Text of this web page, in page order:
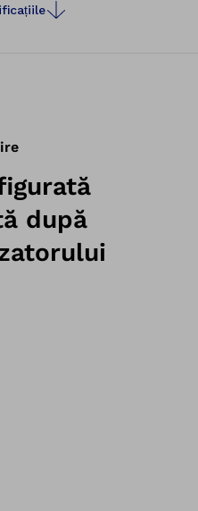
după